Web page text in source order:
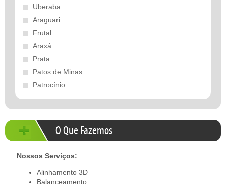
Uberaba
Araguari
Frutal
Araxá
Prata
Patos de Minas
Patrocínio
O Que Fazemos
Nossos Serviços:
Alinhamento 3D
Balanceamento